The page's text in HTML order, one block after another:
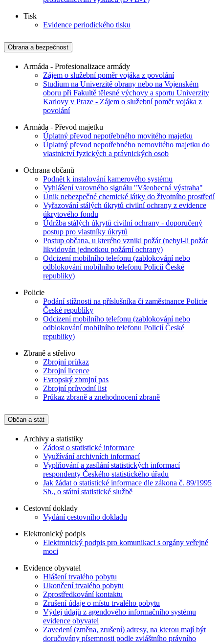
Tisk
Evidence periodického tisku
Obrana a bezpečnost
Armáda - Profesionalizace armády
Zájem o služební poměr vojáka z povolání
Studium na Univerzitě obrany nebo na Vojenském
oboru při Fakultě tělesné výchovy a sportu Univerzity
Karlovy v Praze - Zájem o služební poměr vojáka z
povolání
Armáda - Převod majetku
Úplatný převod nepotřebného movitého majetku
Úplatný převod nepotřebného nemovitého majetku do
vlastnictví fyzických a právnických osob
Ochrana občanů
Podnět k instalování kamerového systému
Vyhlášení varovného signálu "Všeobecná výstraha"
Únik nebezpečné chemické látky do životního prostředí
Vyřazování stálých úkrytů civilní ochrany z evidence
úkrytového fondu
Údržba stálých úkrytů civilní ochrany - doporučený
postup pro vlastníky úkrytů
Postup občana, u kterého vznikl požár (nebyl-li požár
likvidován jednotkou požární ochrany)
Odcizení mobilního telefonu (zablokování nebo
odblokování mobilního telefonu Policií České
republiky)
Policie
Podání stížnosti na příslušníka či zaměstnance Policie
České republiky
Odcizení mobilního telefonu (zablokování nebo
odblokování mobilního telefonu Policií České
republiky)
Zbraně a střelivo
Zbrojní průkaz
Zbrojní licence
Evropský zbrojní pas
Zbrojní průvodní list
Průkaz zbraně a znehodnocení zbraně
Občan a stát
Archivy a statistiky
Žádost o statistické informace
Využívání archivních informací
Vyplňování a zasílání statistických informací
respondenty Českého statistického úřadu
Jak žádat o statistické informace dle zákona č. 89/1995
Sb., o státní statistické službě
Cestovní doklady
Vydání cestovního dokladu
Elektronický podpis
Elektronický podpis pro komunikaci s orgány veřejné
moci
Evidence obyvatel
Hlášení trvalého pobytu
Ukončení trvalého pobytu
Zprostředkování kontaktu
Zrušení údaje o místu trvalého pobytu
Výdej údajů z agendového informačního systému
evidence obyvatel
Zavedení (změna, zrušení) adresy, na kterou mají být
doručovány písemnosti podle zvláštního právního